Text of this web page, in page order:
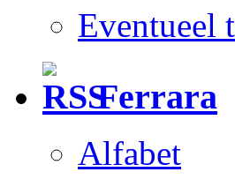
Eventueel
Ferrara
Alfabet